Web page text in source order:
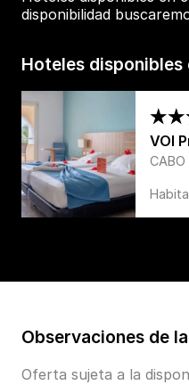
disponibilidad
Hoteles disponibles
VOI
CABO
Observaciones de
Oferta sujeta a la